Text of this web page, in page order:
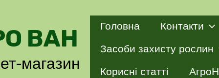
ВАН
магазин
Головна Контакти
Засоби захисту рослин
Корисні статті